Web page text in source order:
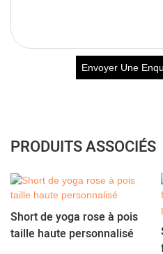
Envoyer Une
PRODUITS ASSOCIÉS
Short de yoga rose à pois
taille haute personnalisé